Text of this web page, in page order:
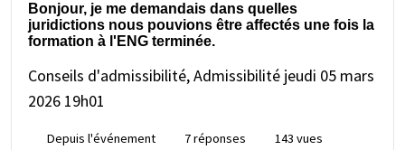
Bonjour, je me demandais dans quelles
juridictions nous pouvions être affectés une fois la
formation à l'ENG terminée.
Conseils d'admissibilité, Admissibilité jeudi 05 mars
2026 19h01
Depuis l'événement 7 réponses 143 vues